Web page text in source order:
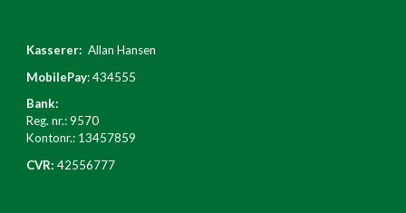
Kasserer: Allan Hansen
MobilePay: 434555
Bank:
Reg. nr.: 9570
Kontonr.: 13457859
CVR: 42556777